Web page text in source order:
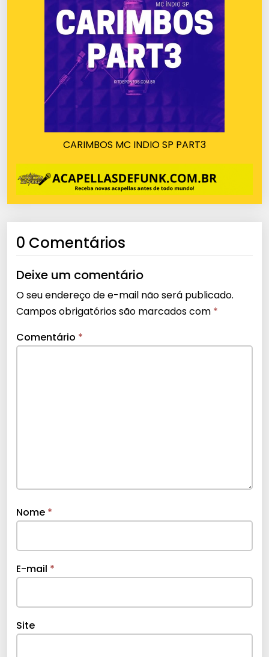
CARIMBOS MC INDIO SP PART3
0 Comentários
Deixe um comentário
O seu endereço de e-mail não será publicado.
Campos obrigatórios são marcados com *
Comentário *
Nome *
E-mail *
Site